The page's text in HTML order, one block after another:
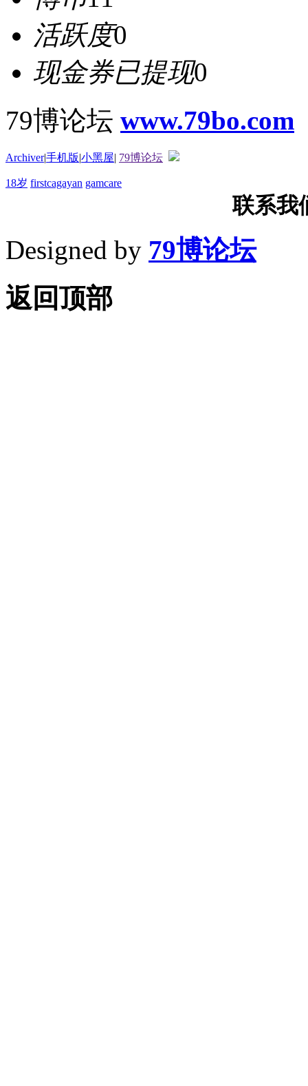
活跃度0
现金券已提现0
79博论坛 www.79bo.com
Archiver|手机版|小黑屋| 79博论坛
18岁 firstcagayan gamcare
联系我
Designed by 79博论坛
返回顶部